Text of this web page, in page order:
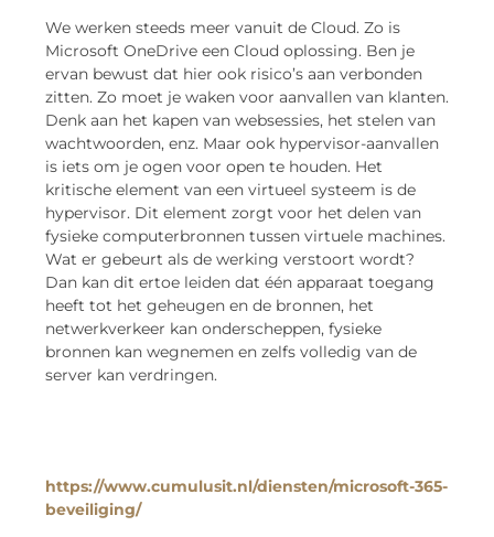
We werken steeds meer vanuit de Cloud. Zo is
Microsoft OneDrive een Cloud oplossing. Ben je
ervan bewust dat hier ook risico’s aan verbonden
zitten. Zo moet je waken voor aanvallen van klanten.
Denk aan het kapen van websessies, het stelen van
wachtwoorden, enz. Maar ook hypervisor-aanvallen
is iets om je ogen voor open te houden. Het
kritische element van een virtueel systeem is de
hypervisor. Dit element zorgt voor het delen van
fysieke computerbronnen tussen virtuele machines.
Wat er gebeurt als de werking verstoort wordt?
Dan kan dit ertoe leiden dat één apparaat toegang
heeft tot het geheugen en de bronnen, het
netwerkverkeer kan onderscheppen, fysieke
bronnen kan wegnemen en zelfs volledig van de
server kan verdringen.
https://www.cumulusit.nl/diensten/microsoft-365-
beveiliging/